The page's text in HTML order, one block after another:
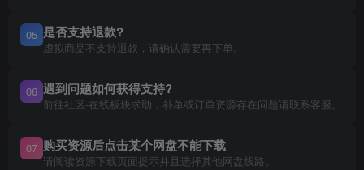
05 是否支持退款?
虚拟商品不支持退款，请确认需要再下单。
06 遇到问题如何获得支持?
前往社区-在线板块求助，补单或订单资源存在问题请联系客服。
07 购买资源后点击某个网盘不能下载
请阅读资源下载页面提示并且选择其他网盘线路。